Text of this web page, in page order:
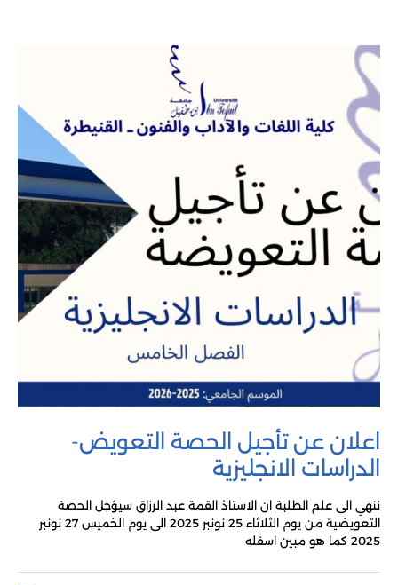
اعلان عن تأجيل الحصة التعويض-
الدراسات الانجليزية
ننهي الى علم الطلبة ان الاستاذ القمة عبد الرزاق سيؤجل الحصة
التعويضية من يوم الثلاثاء 25 نونبر 2025 الى يوم الخميس 27 نونبر
2025 كما هو مبين اسفله